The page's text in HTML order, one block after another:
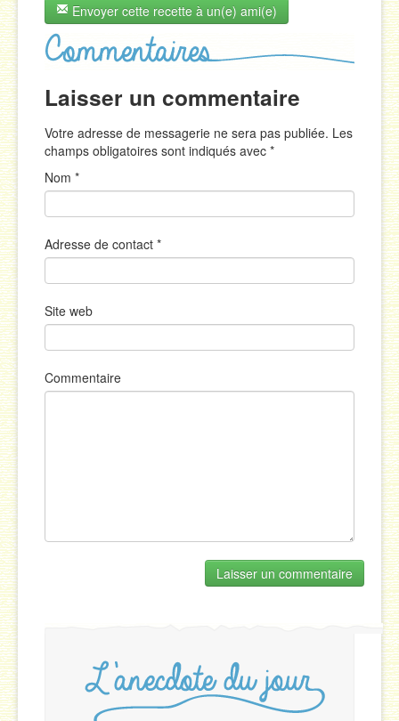
Envoyer cette recette à un(e) ami(e)
Laisser un commentaire
Votre adresse de messagerie ne sera pas publiée. Les
champs obligatoires sont indiqués avec *
Nom *
Adresse de contact *
Site web
Commentaire